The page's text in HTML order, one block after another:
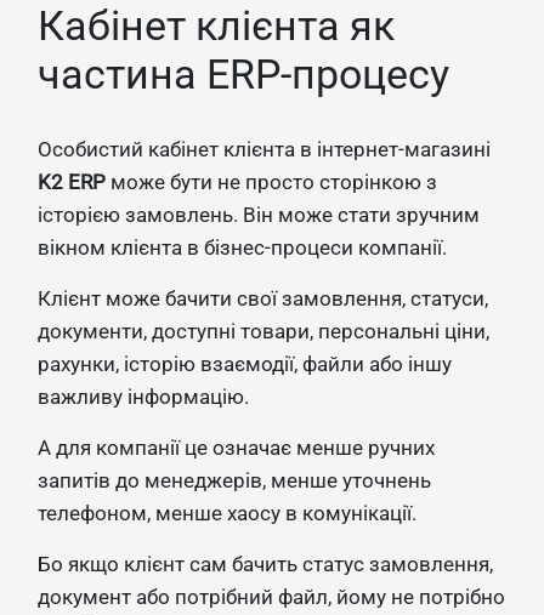
Кабінет клієнта як
частина ERP-процесу
Особистий кабінет клієнта в інтернет-магазині
K2 ERP може бути не просто сторінкою з
історією замовлень. Він може стати зручним
вікном клієнта в бізнес-процеси компанії.
Клієнт може бачити свої замовлення, статуси,
документи, доступні товари, персональні ціни,
рахунки, історію взаємодії, файли або іншу
важливу інформацію.
А для компанії це означає менше ручних
запитів до менеджерів, менше уточнень
телефоном, менше хаосу в комунікації.
Бо якщо клієнт сам бачить статус замовлення,
документ або потрібний файл, йому не потрібно